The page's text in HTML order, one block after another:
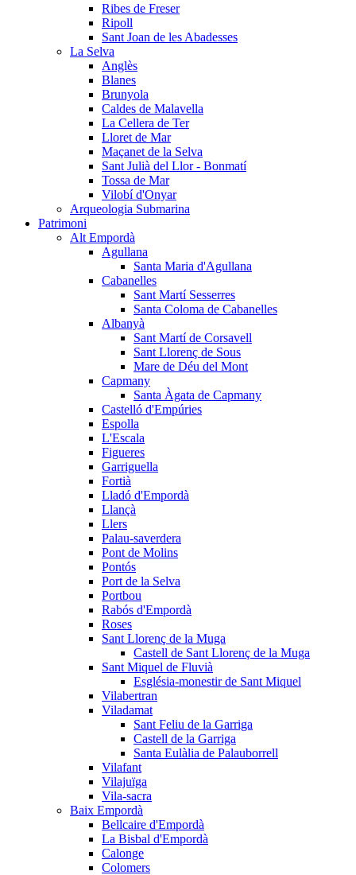
Ribes de Freser
Ripoll
Sant Joan de les Abadesses
La Selva
Anglès
Blanes
Brunyola
Caldes de Malavella
La Cellera de Ter
Lloret de Mar
Maçanet de la Selva
Sant Julià del Llor - Bonmatí
Tossa de Mar
Vilobí d'Onyar
Arqueologia Submarina
Patrimoni
Alt Empordà
Agullana
Santa Maria d'Agullana
Cabanelles
Sant Martí Sesserres
Santa Coloma de Cabanelles
Albanyà
Sant Martí de Corsavell
Sant Llorenç de Sous
Mare de Déu del Mont
Capmany
Santa Àgata de Capmany
Castelló d'Empúries
Espolla
L'Escala
Figueres
Garriguella
Fortià
Lladó d'Empordà
Llançà
Llers
Palau-saverdera
Pont de Molins
Pontós
Port de la Selva
Portbou
Rabós d'Empordà
Roses
Sant Llorenç de la Muga
Castell de Sant Llorenç de la Muga
Sant Miquel de Fluvià
Església-monestir de Sant Miquel
Vilabertran
Viladamat
Sant Feliu de la Garriga
Castell de la Garriga
Santa Eulàlia de Palauborrell
Vilafant
Vilajuïga
Vila-sacra
Baix Empordà
Bellcaire d'Empordà
La Bisbal d'Empordà
Calonge
Colomers